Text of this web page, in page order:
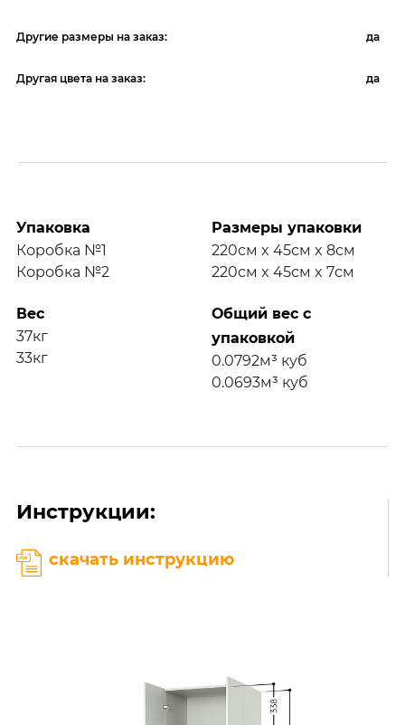
Другие размеры на заказ: да
Другая цвета на заказ: да
Упаковка
Коробка №1
Коробка №2
Размеры упаковки
220см x 45см x 8см
220см x 45см x 7см
Вес
37кг
33кг
Общий вес с
упаковкой
0.0792м³ куб
0.0693м³ куб
Инструкции:
скачать инструкцию